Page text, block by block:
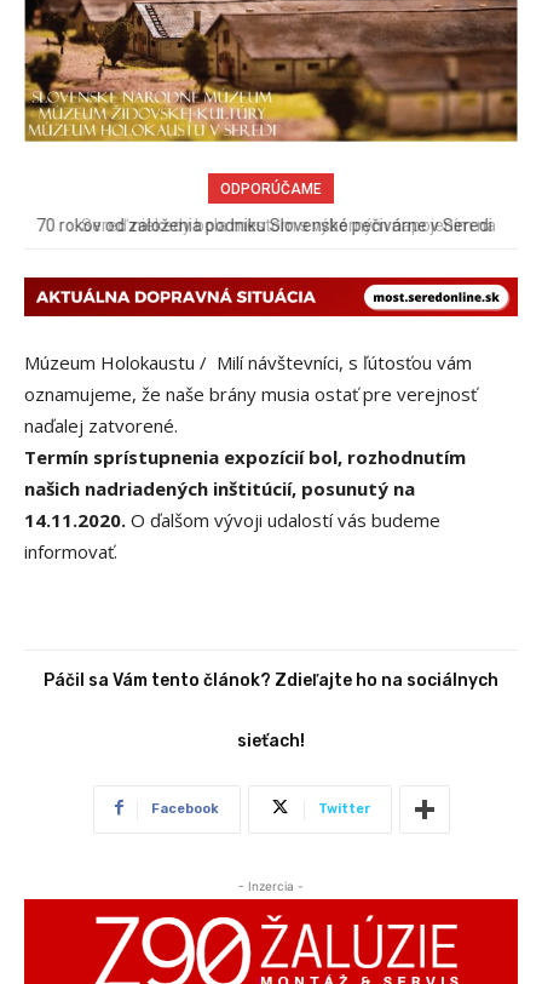
ODPORÚČAME
Sereď niekedy bola mestom s výborným napojením na
Múzeum Holokaustu / Milí návštevníci, s ľútosťou vám
oznamujeme, že naše brány musia ostať pre verejnosť
naďalej zatvorené.
Termín sprístupnenia expozícií bol, rozhodnutím
našich nadriadených inštitúcií, posunutý na
14.11.2020. O ďalšom vývoji udalostí vás budeme
informovať.
Páčil sa Vám tento článok? Zdieľajte ho na sociálnych
sieťach!
Facebook Twitter
- Inzercia -